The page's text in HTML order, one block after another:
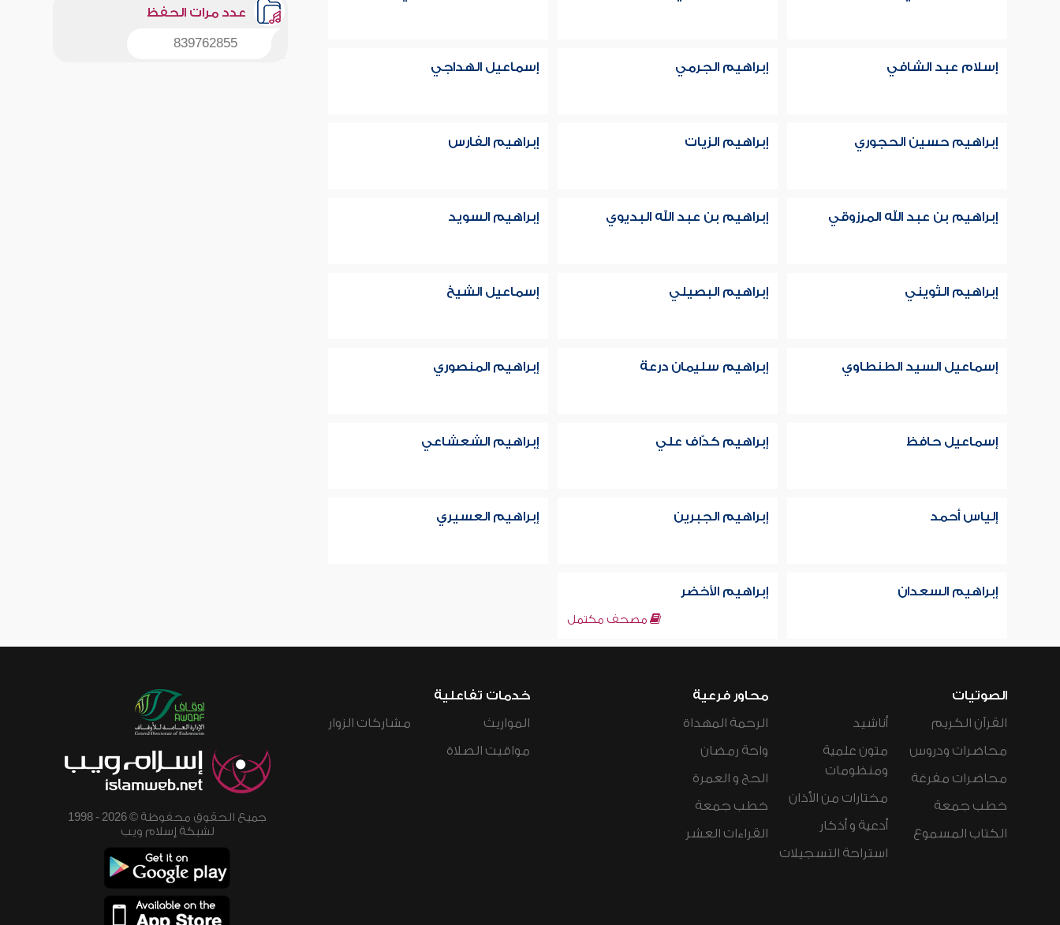
إسلام عبد الشافي إبراهيم الجرمي إسماعيل الهداجي
إبراهيم حسين الحجوري إبراهيم الزيات إبراهيم الفارس
إبراهيم بن عبد الله المرزوقي إبراهيم بن عبد الله البديوي إبراهيم السويد
إبراهيم الثويني إبراهيم البصيلي إسماعيل الشيخ
إسماعيل السيد الطنطاوي إبراهيم سليمان درعة إبراهيم المنصوري
إسماعيل حافظ إبراهيم كدّاف علي إبراهيم الشعشاعي
إلياس أحمد إبراهيم الجبرين إبراهيم العسيري
إبراهيم السعدان إبراهيم الأخضر
مصحف مكتمل
عدد مرات الحفظ
839762855
الصوتيات
القرآن الكريم
محاضرات ودروس
محاضرات مفرغة
خطب جمعة
الكتاب المسموع
أناشيد
متون علمية
ومنظومات
مختارات من الأذان
أدعية و أذكار
استراحة التسجيلات
محاور فرعية
الرحمة المهداة
واحة رمضان
الحج و العمرة
خطب جمعة
القراءات العشر
خدمات تفاعلية
المواريث
مواقيت الصلاة
مشاركات الزوار
جميع الحقوق محفوظة © 2026 - 1998
لشبكة إسلام ويب